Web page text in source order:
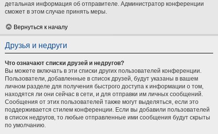
детальная информация об отправителе. Администратор конференции
сможет в этом случае принять меры.
Вернуться к началу
Друзья и недруги
Что означают списки друзей и недругов?
Вы можете включать в эти списки других пользователей конференции.
Пользователи, добавленные в список друзей, будут указаны в вашем
личном разделе для получения быстрого доступа к информации о том,
находятся ли они сейчас в сети, и для отправки им личных сообщений.
Сообщения от этих пользователей также могут выделяться, если это
поддерживается стилем конференции. Если вы добавили пользователей
в список недругов, то любые отправленные ими сообщения будут скрыты
по умолчанию.